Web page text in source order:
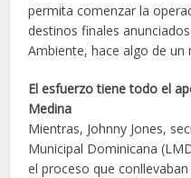
permita comenzar la
destinos finales
Ambiente, hace algo de un
El esfuerzo tiene todo el
Medina
Mientras, Johnny Jones,
Municipal Dominicana
el proceso que